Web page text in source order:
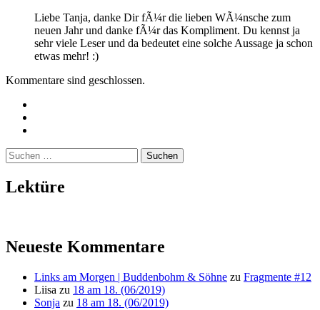
Liebe Tanja, danke Dir fÃ¼r die lieben WÃ¼nsche zum
neuen Jahr und danke fÃ¼r das Kompliment. Du kennst ja
sehr viele Leser und da bedeutet eine solche Aussage ja schon
etwas mehr! :)
Kommentare sind geschlossen.
Suchen
nach:
Lektüre
Neueste Kommentare
Links am Morgen | Buddenbohm & Söhne zu Fragmente #12
Liisa zu 18 am 18. (06/2019)
Sonja zu 18 am 18. (06/2019)